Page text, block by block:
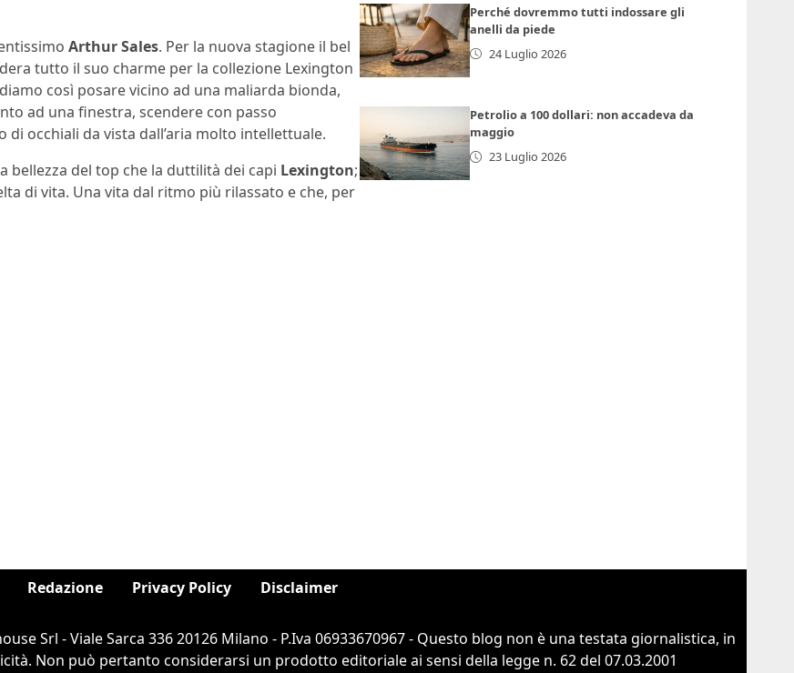
Arthur Sales. Per la nuova stagione il bel
tutto il suo charme per la collezione Lexington
così posare vicino ad una maliarda bionda,
ad una finestra, scendere con passo
occhiali da vista dall’aria molto intellettuale.
bellezza del top che la duttilità dei capi Lexington;
di vita. Una vita dal ritmo più rilassato e che, per
Perché dovremmo tutti indossare gli
anelli da piede
24 Luglio 2026
Petrolio a 100 dollari: non accadeva da
maggio
23 Luglio 2026
Redazione Privacy Policy Disclaimer
Srl - Viale Sarca 336 20126 Milano - P.Iva 06933670967 - Questo blog non è una testata giornalistica, in
Non può pertanto considerarsi un prodotto editoriale ai sensi della legge n. 62 del 07.03.2001